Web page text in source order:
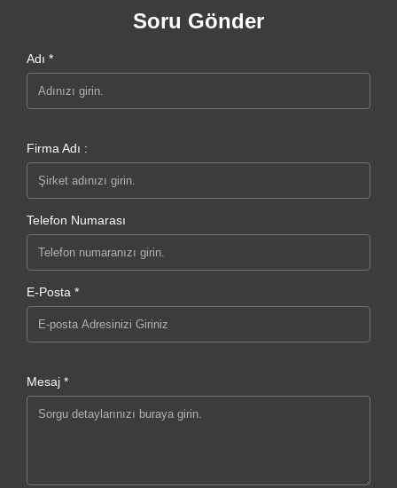
Soru Gönder
Adı *
Firma Adı :
Telefon Numarası
E-Posta *
Mesaj *